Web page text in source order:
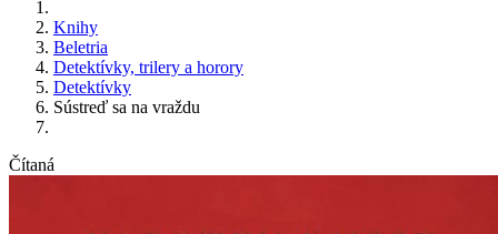
Knihy
Beletria
Detektívky, trilery a horory
Detektívky
Sústreď sa na vraždu
Čítaná